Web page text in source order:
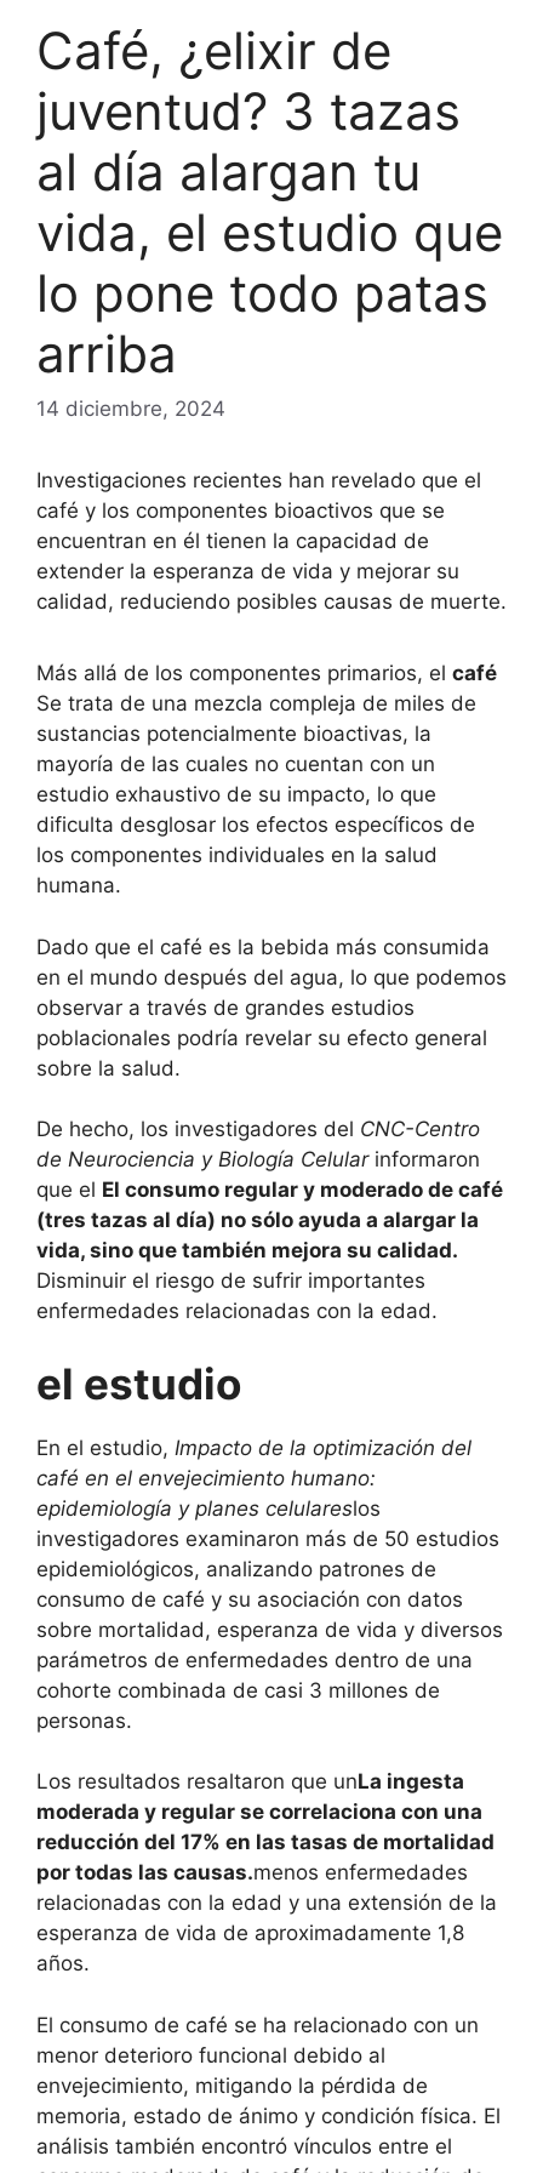
Café, ¿elixir de
juventud? 3 tazas
al día alargan tu
vida, el estudio que
lo pone todo patas
arriba
14 diciembre, 2024
Investigaciones recientes han revelado que el
café y los componentes bioactivos que se
encuentran en él tienen la capacidad de
extender la esperanza de vida y mejorar su
calidad, reduciendo posibles causas de muerte.
Más allá de los componentes primarios, el café
Se trata de una mezcla compleja de miles de
sustancias potencialmente bioactivas, la
mayoría de las cuales no cuentan con un
estudio exhaustivo de su impacto, lo que
dificulta desglosar los efectos específicos de
los componentes individuales en la salud
humana.
Dado que el café es la bebida más consumida
en el mundo después del agua, lo que podemos
observar a través de grandes estudios
poblacionales podría revelar su efecto general
sobre la salud.
De hecho, los investigadores del CNC-Centro
de Neurociencia y Biología Celularinformaron
que el El consumo regular y moderado de café
(tres tazas al día) no sólo ayuda a alargar la
vida, sino que también mejora su calidad.
Disminuir el riesgo de sufrir importantes
enfermedades relacionadas con la edad.
el estudio
En el estudio, Impacto de la optimización del
café en el envejecimiento humano:
epidemiología y planes celulareslos
investigadores examinaron más de 50 estudios
epidemiológicos, analizando patrones de
consumo de café y su asociación con datos
sobre mortalidad, esperanza de vida y diversos
parámetros de enfermedades dentro de una
cohorte combinada de casi 3 millones de
personas.
Los resultados resaltaron que unLa ingesta
moderada y regular se correlaciona con una
reducción del 17% en las tasas de mortalidad
por todas las causas.menos enfermedades
relacionadas con la edad y una extensión de la
esperanza de vida de aproximadamente 1,8
años.
El consumo de café se ha relacionado con un
menor deterioro funcional debido al
envejecimiento, mitigando la pérdida de
memoria, estado de ánimo y condición física. El
análisis también encontró vínculos entre el